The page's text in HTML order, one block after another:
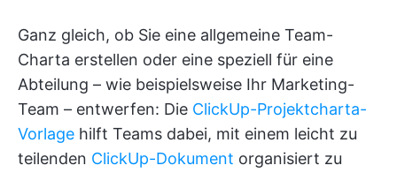
Ganz gleich, ob Sie eine allgemeine Team-
Charta erstellen oder eine speziell für eine
Abteilung – wie beispielsweise Ihr Marketing-
Team – entwerfen: Die ClickUp-Projektcharta-
Vorlage hilft Teams dabei, mit einem leicht zu
teilenden ClickUp-Dokument organisiert zu